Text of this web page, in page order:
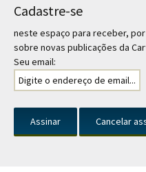
Cadastre-se
neste espaço para receber,
sobre novas publicações da
Seu email: